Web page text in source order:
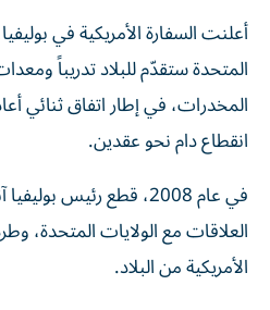
أعلنت السفارة الأمريكية في
المتحدة ستقدّم للبلاد تدريباً
المخدرات، في إطار اتفاق ثنائي
انقطاع دام نحو عقدين.
في عام 2008، قطع رئيس
العلاقات مع الولايات المتحدة،
الأمريكية من البلاد.